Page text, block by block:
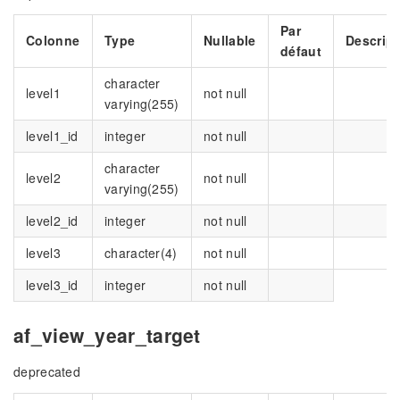
Colonne Type Nullable
Par
défaut
level1
character
varying(255)
not null
level1_id integer not null
level2
character
varying(255)
not null
level2_id integer
not null
level3
character(4)
not null
level3_id
integer not null
af_view_year_target
deprecated